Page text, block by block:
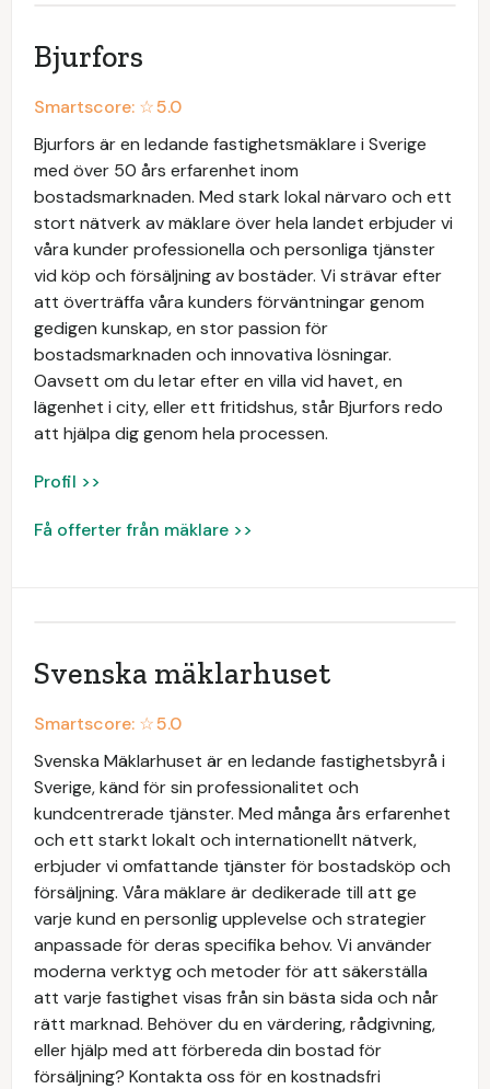
Bjurfors
Smartscore: ☆5.0
Bjurfors är en ledande fastighetsmäklare i Sverige
med över 50 års erfarenhet inom
bostadsmarknaden. Med stark lokal närvaro och ett
stort nätverk av mäklare över hela landet erbjuder vi
våra kunder professionella och personliga tjänster
vid köp och försäljning av bostäder. Vi strävar efter
att överträffa våra kunders förväntningar genom
gedigen kunskap, en stor passion för
bostadsmarknaden och innovativa lösningar.
Oavsett om du letar efter en villa vid havet, en
lägenhet i city, eller ett fritidshus, står Bjurfors redo
att hjälpa dig genom hela processen.
Profil >>
Få offerter från mäklare >>
Svenska mäklarhuset
Smartscore: ☆5.0
Svenska Mäklarhuset är en ledande fastighetsbyrå i
Sverige, känd för sin professionalitet och
kundcentrerade tjänster. Med många års erfarenhet
och ett starkt lokalt och internationellt nätverk,
erbjuder vi omfattande tjänster för bostadsköp och
försäljning. Våra mäklare är dedikerade till att ge
varje kund en personlig upplevelse och strategier
anpassade för deras specifika behov. Vi använder
moderna verktyg och metoder för att säkerställa
att varje fastighet visas från sin bästa sida och når
rätt marknad. Behöver du en värdering, rådgivning,
eller hjälp med att förbereda din bostad för
försäljning? Kontakta oss för en kostnadsfri